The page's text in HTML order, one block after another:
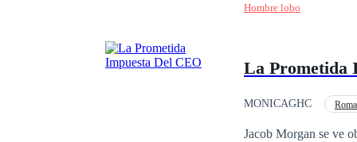
Pero esa misma
cosas serán tan
Hombre lobo
La Prometida
MONICAGHC
Jacob Morgan se ve